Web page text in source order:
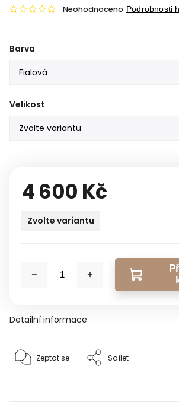
Neohodnoceno Podrobnosti
Barva
Velikost
4 600 Kč
Zvolte variantu
Detailní informace
Zeptat se Sdílet